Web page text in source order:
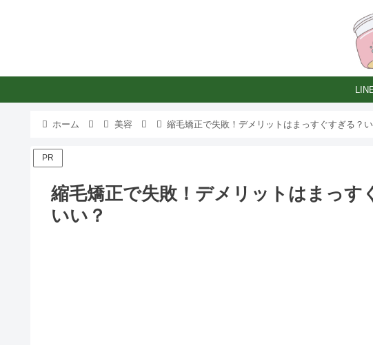
ホーム 美容 縮毛矯正で失敗！デメリットはまっすぐすぎる？
PR
縮毛矯正で失敗！デメリットはまっす
いい？